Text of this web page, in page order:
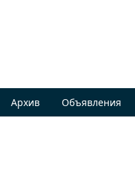
Архив Объявления